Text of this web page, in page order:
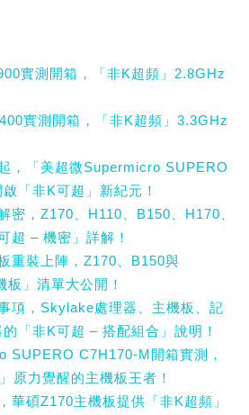
實測開箱，「非K超頻」2.8GHz
實測開箱，「非K超頻」3.3GHz
，「美超微Supermicro SUPERO
「非K可超」新紀元！
密，Z170、H110、B150、H170、
超 – 機密」詳解！
重裝上陣，Z170、B150與
」清單大公開！
項，Skylake處理器、主機板、記
「非K可超 – 搭配組合」說明！
SUPERO C7H170-M開箱實測，
原力覺醒的主機板王者！
華碩Z170主機板提供「非K超頻」